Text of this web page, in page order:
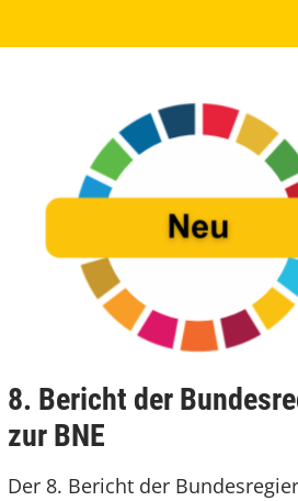
8. Bericht der
zur BNE
Der 8. Bericht der